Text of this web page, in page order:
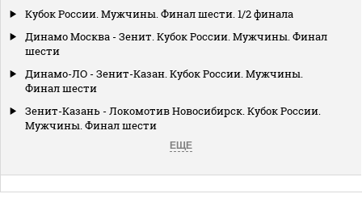
Кубок России. Мужчины. Финал шести. 1/2 финала
Динамо Москва - Зенит. Кубок России. Мужчины. Финал
шести
Динамо-ЛО - Зенит-Казан. Кубок России. Мужчины.
Финал шести
Зенит-Казань - Локомотив Новосибирск. Кубок России.
Мужчины. Финал шести
ЕЩЕ